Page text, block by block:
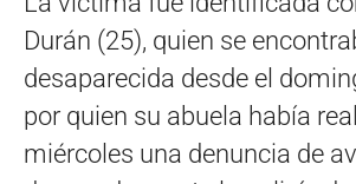
Durán (25), quien se
desaparecida desde el
por quien su abuela había
miércoles una denuncia de